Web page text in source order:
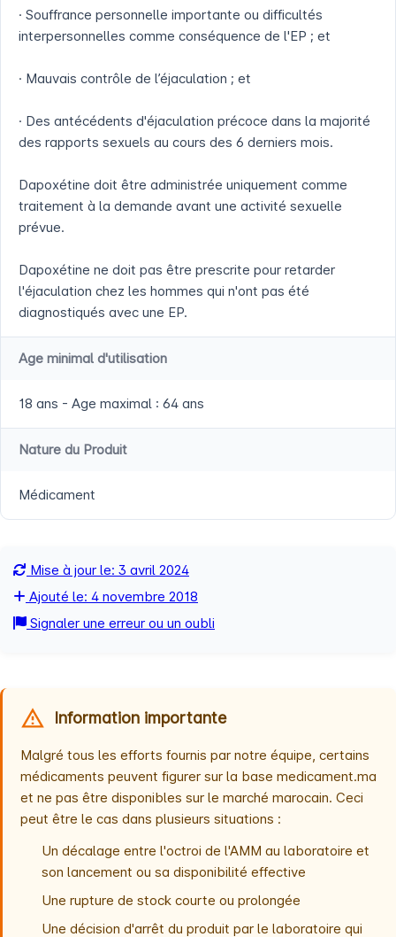
· Souffrance personnelle importante ou difficultés
interpersonnelles comme conséquence de l'EP ; et
· Mauvais contrôle de l’éjaculation ; et
· Des antécédents d'éjaculation précoce dans la majorité
des rapports sexuels au cours des 6 derniers mois.
Dapoxétine doit être administrée uniquement comme
traitement à la demande avant une activité sexuelle
prévue.
Dapoxétine ne doit pas être prescrite pour retarder
l'éjaculation chez les hommes qui n'ont pas été
diagnostiqués avec une EP.
Age minimal d'utilisation
18 ans - Age maximal : 64 ans
Nature du Produit
Médicament
Mise à jour le: 3 avril 2024
Ajouté le: 4 novembre 2018
Signaler une erreur ou un oubli
Information importante
Malgré tous les efforts fournis par notre équipe, certains
médicaments peuvent figurer sur la base medicament.ma
et ne pas être disponibles sur le marché marocain. Ceci
peut être le cas dans plusieurs situations :
Un décalage entre l'octroi de l'AMM au laboratoire et
son lancement ou sa disponibilité effective
Une rupture de stock courte ou prolongée
Une décision d'arrêt du produit par le laboratoire qui